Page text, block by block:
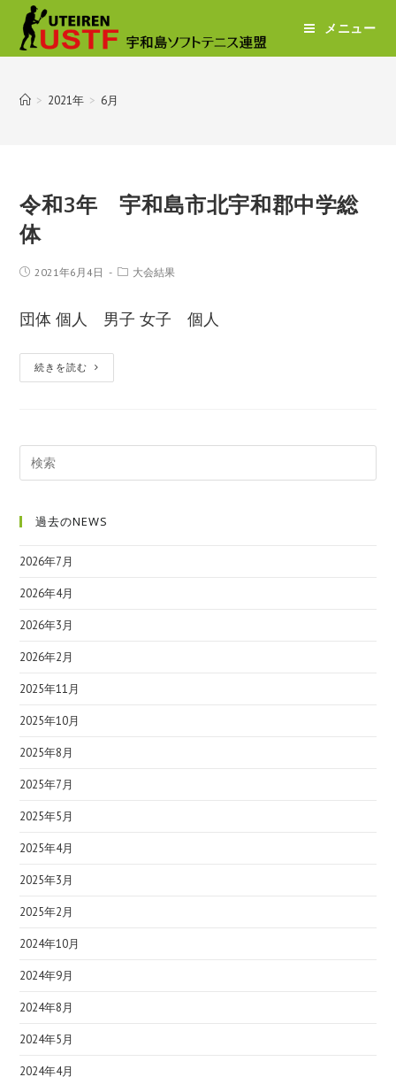
メニュー
> 2021年 > 6月
令和3年 宇和島市北宇和郡中学総
体
2021年6月4日 大会結果
団体 個人 男子 女子 個人
続きを読む
過去のNEWS
2026年7月
2026年4月
2026年3月
2026年2月
2025年11月
2025年10月
2025年8月
2025年7月
2025年5月
2025年4月
2025年3月
2025年2月
2024年10月
2024年9月
2024年8月
2024年5月
2024年4月